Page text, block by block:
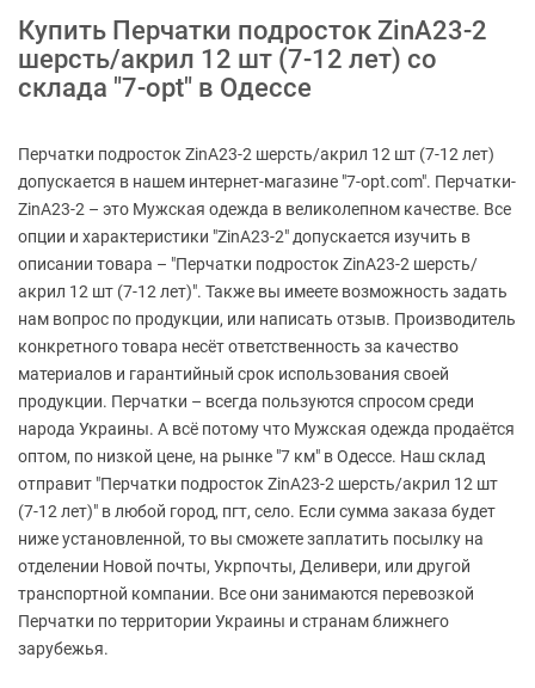
Купить Перчатки подросток ZinA23-2
шерсть/акрил 12 шт (7-12 лет) со
склада "7-opt" в Одессе
Перчатки подросток ZinA23-2 шерсть/акрил 12 шт (7-12 лет)
допускается в нашем интернет-магазине "7-opt.com". Перчатки-
ZinA23-2 – это Мужская одежда в великолепном качестве. Все
опции и характеристики "ZinA23-2" допускается изучить в
описании товара – "Перчатки подросток ZinA23-2 шерсть/
акрил 12 шт (7-12 лет)". Также вы имеете возможность задать
нам вопрос по продукции, или написать отзыв. Производитель
конкретного товара несёт ответственность за качество
материалов и гарантийный срок использования своей
продукции. Перчатки – всегда пользуются спросом среди
народа Украины. А всё потому что Мужская одежда продаётся
оптом, по низкой цене, на рынке "7 км" в Одессе. Наш склад
отправит "Перчатки подросток ZinA23-2 шерсть/акрил 12 шт
(7-12 лет)" в любой город, пгт, село. Если сумма заказа будет
ниже установленной, то вы сможете заплатить посылку на
отделении Новой почты, Укрпочты, Деливери, или другой
транспортной компании. Все они занимаются перевозкой
Перчатки по территории Украины и странам ближнего
зарубежья.